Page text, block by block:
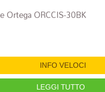
Ortega ORCCIS-30BK
INFO VELOCI
LEGGI TUTTO